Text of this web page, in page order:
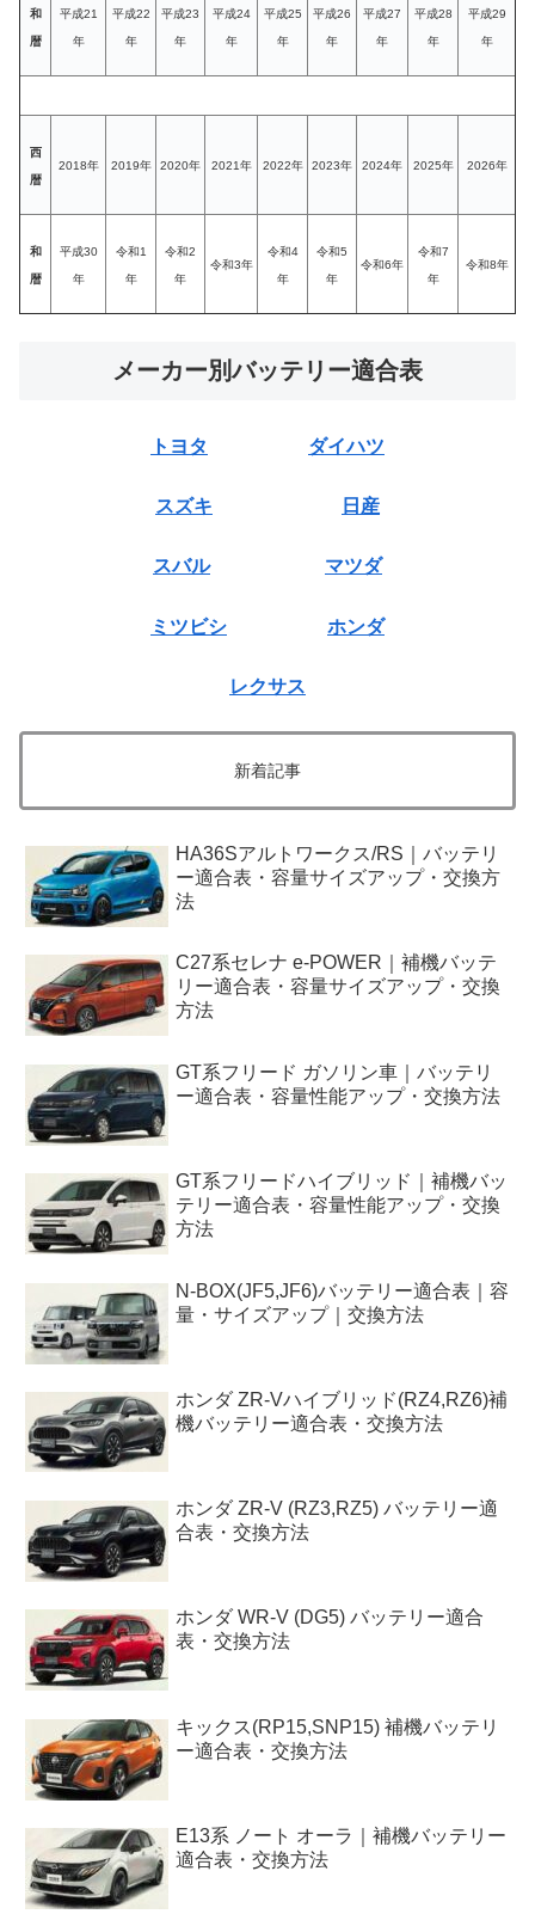
和
暦
平成21
年
平成22
年
平成23
年
平成24
年
平成25
年
平成26
年
平成27
年
平成28
年
平成29
年
西
暦
2018年 2019年 2020年 2021年 2022年 2023年 2024年 2025年 2026年
和
暦
平成30
年
令和1
年
令和2
年
令和3年
令和4
年
令和5
年
令和6年
令和7
年
令和8年
メーカー別バッテリー適合表
トヨタ ダイハツ
スズキ 日産
スバル マツダ
ミツビシ ホンダ
レクサス
新着記事
HA36Sアルトワークス/RS｜バッテリ
ー適合表・容量サイズアップ・交換方
法
C27系セレナ e-POWER｜補機バッテ
リー適合表・容量サイズアップ・交換
方法
GT系フリード ガソリン車｜バッテリ
ー適合表・容量性能アップ・交換方法
GT系フリードハイブリッド｜補機バッ
テリー適合表・容量性能アップ・交換
方法
N-BOX(JF5,JF6)バッテリー適合表｜容
量・サイズアップ｜交換方法
ホンダ ZR-Vハイブリッド(RZ4,RZ6)補
機バッテリー適合表・交換方法
ホンダ ZR-V (RZ3,RZ5) バッテリー適
合表・交換方法
ホンダ WR-V (DG5) バッテリー適合
表・交換方法
キックス(RP15,SNP15) 補機バッテリ
ー適合表・交換方法
E13系 ノート オーラ｜補機バッテリー
適合表・交換方法